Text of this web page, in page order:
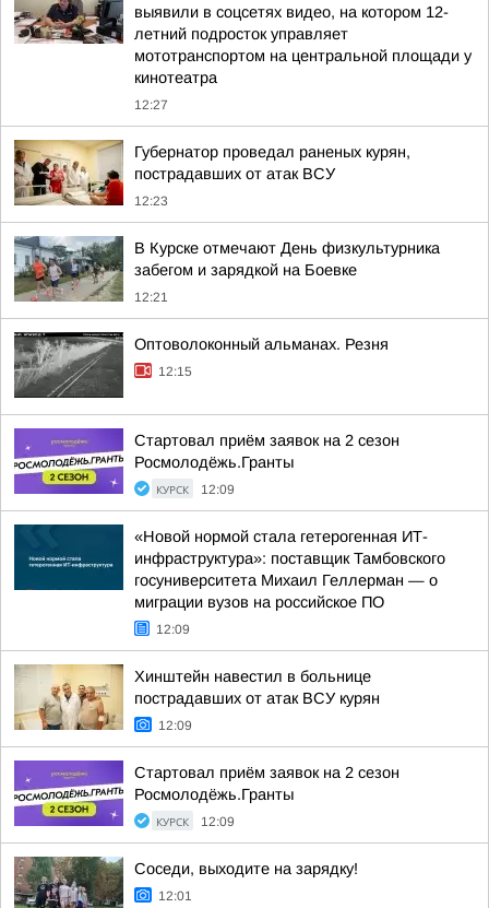
выявили в соцсетях видео, на котором 12-
летний подросток управляет
мототранспортом на центральной площади у
кинотеатра
12:27
Губернатор проведал раненых курян,
пострадавших от атак ВСУ
12:23
В Курске отмечают День физкультурника
забегом и зарядкой на Боевке
12:21
Оптоволоконный альманах. Резня
12:15
Стартовал приём заявок на 2 сезон
Росмолодёжь.Гранты
КУРСК 12:09
«Новой нормой стала гетерогенная ИТ-
инфраструктура»: поставщик Тамбовского
госуниверситета Михаил Геллерман — о
миграции вузов на российское ПО
12:09
Хинштейн навестил в больнице
пострадавших от атак ВСУ курян
12:09
Стартовал приём заявок на 2 сезон
Росмолодёжь.Гранты
КУРСК 12:09
Соседи, выходите на зарядку!
12:01